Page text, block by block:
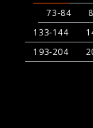
73-84
133-144
193-204